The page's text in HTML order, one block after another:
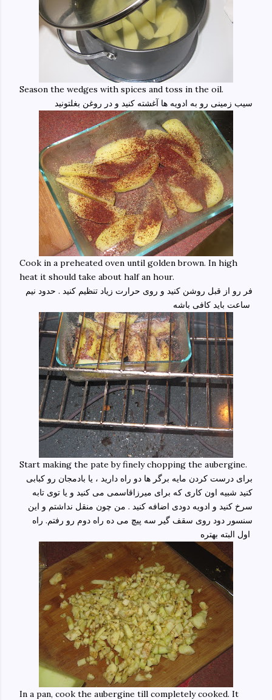
Season the wedges with spices and toss in the oil.
سیب زمینی رو به ادویه ها آغشته کنید و در روغن بغلتونید
Cook in a preheated oven until golden brown. In high
heat it should take about half an hour.
فر رو از قبل روشن کنید و روی حرارت زیاد تنظیم کنید . حدود نیم
Start making the pate by finely chopping the aubergine.
برای درست کردن مایه برگر ها دو راه دارید ، یا بادمجان رو کبابی
کنید شبیه اون کاری که برای میرزاقاسمی می کنید و یا توی تابه
سرخ کنید و ادویه دودی اضافه کنید . من چون منقل نداشتم و این
سنسور دود روی سقف گیر سه پیچ می ده راه دوم رو رفتم. راه
In a pan, cook the aubergine till completely cooked. It